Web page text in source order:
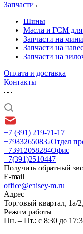
Запчасти
Шины
Масла и ГСМ для
Запчасти на
Запчасти на
Запчасти на
Оплата и доставка
Контакты
+7 (391) 219-71-17
+79832650832Отдел
+73912058284Офис
+7(391)2510447
Получить обратный
E-mail
office@enisey-m.ru
Адрес
​Торговый квартал, 1а/
Режим работы
Пн. – Пт.: с 8:30 до